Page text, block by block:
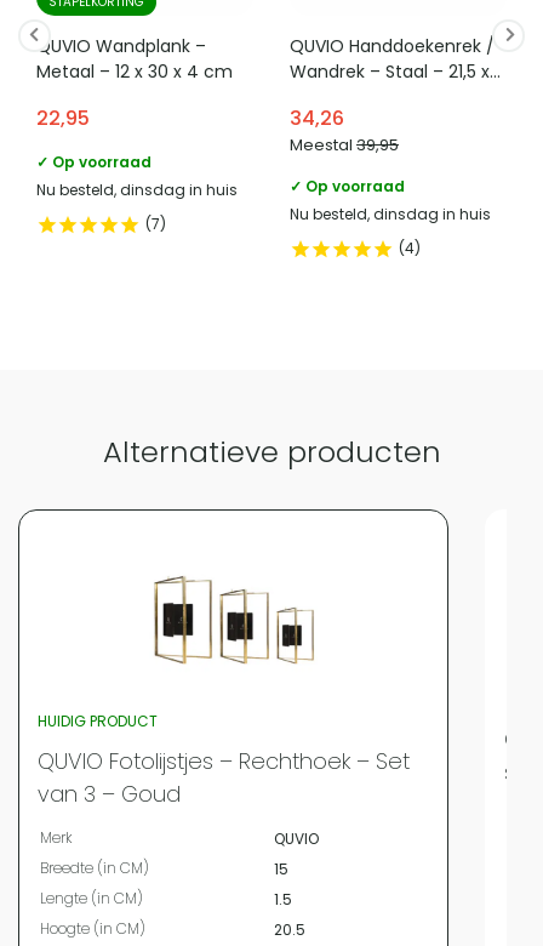
marktdeelnemer in de eu
adres verantwoordelijke
Lange voren 8, 5541RT
marktdeelnemer in de eu
product-
compliance@homeliving.nl
marktdeelnemer in de eu
+31 (0)85 - 130 25 89
QUVIO Wandplank –
Metaal – 12 x 30 x 4 cm
22,95
✓ Op voorraad
Nu besteld, dinsdag in huis
7
QUVIO Handdoekenrek /
Wandrek – Staal – 21,5 x
34,26
Meestal 39,95
✓ Op voorraad
Nu besteld, dinsdag in huis
4
Alternatieve producten
HUIDIG PRODUCT
QUVIO Fotolijstjes – Rechthoek – Set
van 3 – Goud
Merk
QUVIO
Breedte (in CM)
15
Lengte (in CM)
1.5
Hoogte (in CM)
20.5